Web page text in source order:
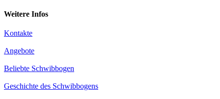
Weitere Infos
Kontakte
Angebote
Beliebte Schwibbogen
Geschichte des Schwibbogens